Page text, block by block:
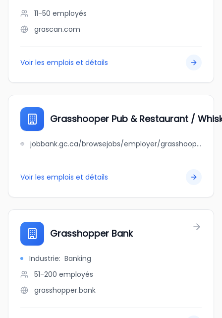
11-50 employés
grascan.com
Voir les emplois et détails
Grasshooper Pub & Restaurant /
jobbank.gc.ca/browsejobs/employer/grasshooper+pub+%26+restaurant+%2F+whiskey+business+ltd/ca
Voir les emplois et détails
Grasshopper Bank
Industrie: Banking
51-200 employés
grasshopper.bank